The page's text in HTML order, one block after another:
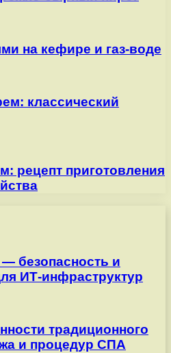
на кефире и газ-воде
классический
рецепт приготовления
безопасность и
ИТ-инфраструктур
традиционного
и процедур СПА